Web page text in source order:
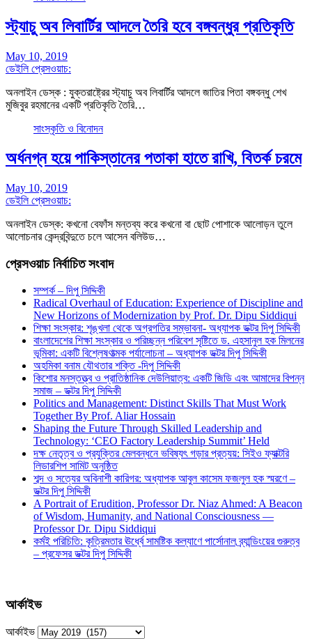
স্ট্যাচু অব লিবার্টির আদলে তৈরি হবে বঙ্গবন্ধুর প্রতিকৃতি
May 10, 2019
ডেইলি প্রেসওয়াচ:
অনলাইন ডেস্ক : যুক্তরাষ্ট্রের স্ট্যাচু অব লিবার্টির আদলে জাতির পিতা বঙ্গবন্ধু শেখ
মুজিবুর রহমানের একটি প্রতিকৃতি তৈরি…
সাংস্কৃতি ও বিনোদন
অর্ধনগ্ন হয়ে পাকিস্তানের পতাকা হাতে রাখি, বিতর্ক চরমে
May 10, 2019
ডেইলি প্রেসওয়াচ:
অনলাইন ডেস্ক: কখনো বেফাঁস মন্তব্য করে কখনো বা ছোট পোশাকে আলোড়ন তুলে
আলোচনার কেন্দ্রবিন্দুতে চলে আসেন বলিউড…
প্রেসওয়াচ নির্বাচিত সংবাদ
সম্পর্ক – দিপু সিদ্দিকী
Radical Overhaul of Education: Experience of Discipline and
New Horizons of Modernization by Prof. Dr. Dipu Siddiqui
শিক্ষা সংস্কার: শৃঙ্খলা থেকে অগ্রগতির সম্ভাবনা- অধ্যাপক ডক্টর দিপু সিদ্দিকী
বাংলাদেশের শিক্ষা সংস্কার ও পরিচ্ছন্ন পরিবেশ সৃষ্টিতে ড. এহসানুল হক মিলনের
ভূমিকা: একটি বিশ্লেষণাত্মক পর্যালোচনা – অধ্যাপক ডক্টর দিপু সিদ্দিকী
অহমিকা বনাম যৌথতার শক্তি -দিপু সিদ্দিকী
কিশোর মনস্তত্ত্ব ও প্রাতিষ্ঠানিক দেউলিয়াত্ব: একটি জিডি এবং আমাদের বিপন্ন
সমাজ – ডক্টর দিপু সিদ্দিকী
Politics and Management: Distinct Skills That Must Work
Together By Prof. Aliar Hossain
Shaping the Future Through Skilled Leadership and
Technology: ‘CEO Factory Leadership Summit’ Held
দক্ষ নেতৃত্ব ও প্রযুক্তির মেলবন্ধনে ভবিষ্যৎ গড়ার প্রত্যয়: সিইও ফ্যাক্টরি
লিডারশিপ সামিট অনুষ্ঠিত
শব্দ ও সত্যের অবিনাশী কারিগর: অধ্যাপক আবুল কাসেম ফজলুল হক স্মরণে –
ডক্টর দিপু সিদ্দিকী
A Portrait of Erudition, Professor Dr. Niaz Ahmed: A Beacon
of Wisdom, Humanity, and National Consciousness —
Professor Dr. Dipu Siddiqui
কর্মই পরিচিতি: কৃত্রিমতার ঊর্ধ্বে সামষ্টিক কল্যাণে পার্সোনাল ব্র্যান্ডিংয়ের গুরুত্ব
– প্রফেসর ডক্টর দিপু সিদ্দিকী
আর্কাইভ
আর্কাইভ